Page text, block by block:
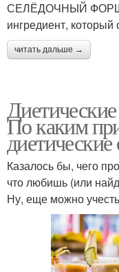
СЕЛЁДОЧНЫЙ
ингредиент,
читать дальше →
По каким
Казалось бы, чего
что любишь (или
Ну, еще можно